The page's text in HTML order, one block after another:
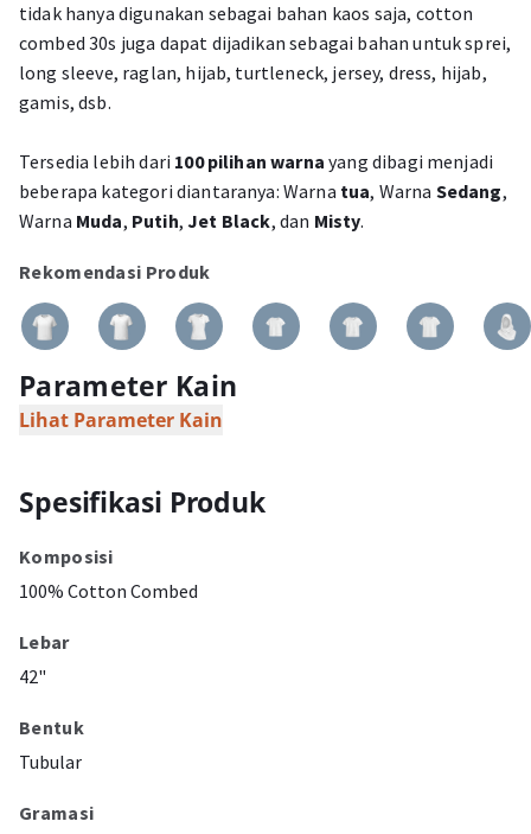
tidak hanya digunakan sebagai bahan kaos saja, cotton
combed 30s juga dapat dijadikan sebagai bahan untuk sprei,
long sleeve, raglan, hijab, turtleneck, jersey, dress, hijab,
gamis, dsb.
Tersedia lebih dari 100 pilihan warna yang dibagi menjadi
beberapa kategori diantaranya: Warna tua, Warna Sedang,
Warna Muda, Putih,Jet Black, dan Misty.
Rekomendasi Produk
Parameter Kain
Lihat Parameter Kain
Spesifikasi Produk
Komposisi
100% Cotton Combed
Lebar
42"
Bentuk
Tubular
Gramasi